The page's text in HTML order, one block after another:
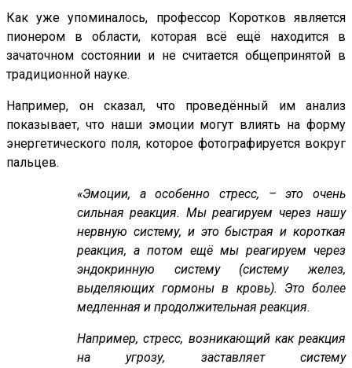
Как уже упоминалось, профессор Коротков является
пионером в области, которая всё ещё находится в
зачаточном состоянии и не считается общепринятой в
традиционной науке.
Например, он сказал, что проведённый им анализ
показывает, что наши эмоции могут влиять на форму
энергетического поля, которое фотографируется вокруг
пальцев.
«Эмоции, а особенно стресс, – это очень
сильная реакция. Мы реагируем через нашу
нервную систему, и это быстрая и короткая
реакция, а потом ещё мы реагируем через
эндокринную систему (систему желез,
выделяющих гормоны в кровь). Это более
медленная и продолжительная реакция.
Например, стресс, возникающий как реакция
на угрозу, заставляет систему